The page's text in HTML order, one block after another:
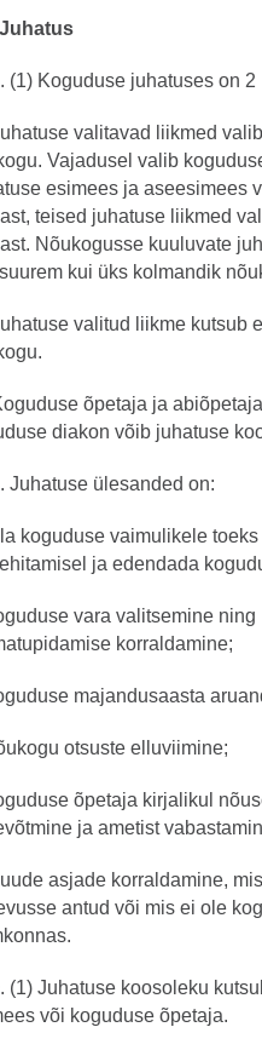
(1) Koguduse juhatuses on
valitavad liikmed
Vajadusel valib
esimees ja aseesimees
teised juhatuse liikmed
Nõukogusse kuuluvate
kui üks kolmandik
valitud liikme kutsub
õpetaja ja
diakon võib juhatuse
Juhatuse ülesanded on:
koguduse vaimulikele
ja edendada
vara valitsemine
korraldamine;
majandusaasta
otsuste elluviimine;
õpetaja kirjalikul
ja ametist
asjade korraldamine,
antud või mis ei ole
(1) Juhatuse koosoleku
või koguduse õpetaja.